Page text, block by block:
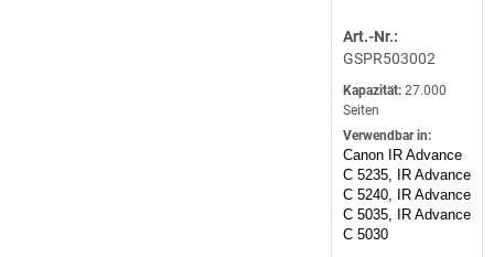
Art.-Nr.:
GSPR503002
Kapazität: 27.000
Seiten
Verwendbar in:
Canon IR Advance
C 5235, IR Advance
C 5240, IR Advance
C 5035, IR Advance
C 5030